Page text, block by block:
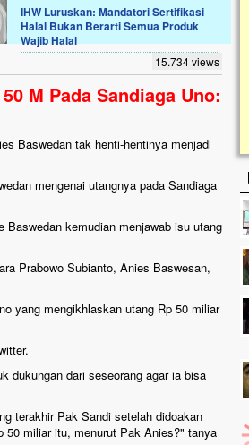
IHW Luruskan: Mandatori Sertifikasi
Halal Bukan Berarti Semua Produk
Wajib Halal
15.734 views
M Pada Sandiaga Uno:
Baswedan tak henti-hentinya menjadi
mengenai utangnya pada Sandiaga
Baswedan kemudian menjawab isu utang
Prabowo Subianto, Anies Baswesan,
yang mengikhlaskan utang Rp 50 miliar
dukungan dari seseorang agar ia bisa
terakhir Pak Sandi setelah didoakan
50 miliar itu, menurut Pak Anies?" tanya
Lima Tahun Mangkrak, Masjid di
Pelosok ini Mengenaskan. Ayo Bantu.!!
Nasib masjid di Kampung Cilumbu ini sungguh
mengenaskan. Lima tahun mangkrak, kini nyaris
tak berbentuk masjid, dipenuhi rumput liar,
hujan....